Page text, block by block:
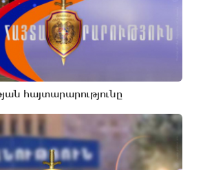
հայտարարությունը